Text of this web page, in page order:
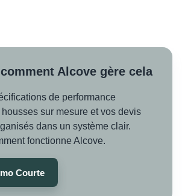
Alcove gère cela
de performance
sur mesure et vos devis
dans un système clair.
fonctionne Alcove.
Courte